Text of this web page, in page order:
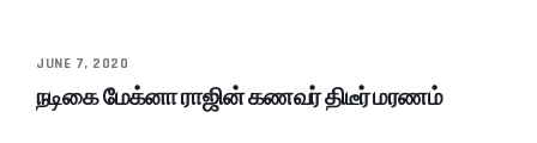
JUNE 7, 2020
நடிகை மேக்னா ராஜின் கணவர் திடீர் மரணம்